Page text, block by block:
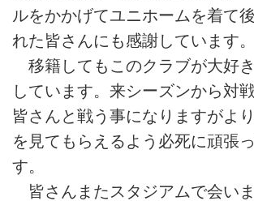
ルをかかげてユニホームを着て
れた皆さんにも感謝しています。
移籍してもこのクラブが大好
しています。来シーズンから対
皆さんと戦う事になりますがよ
を見てもらえるよう必死に頑張
す。
皆さんまたスタジアムで会いま